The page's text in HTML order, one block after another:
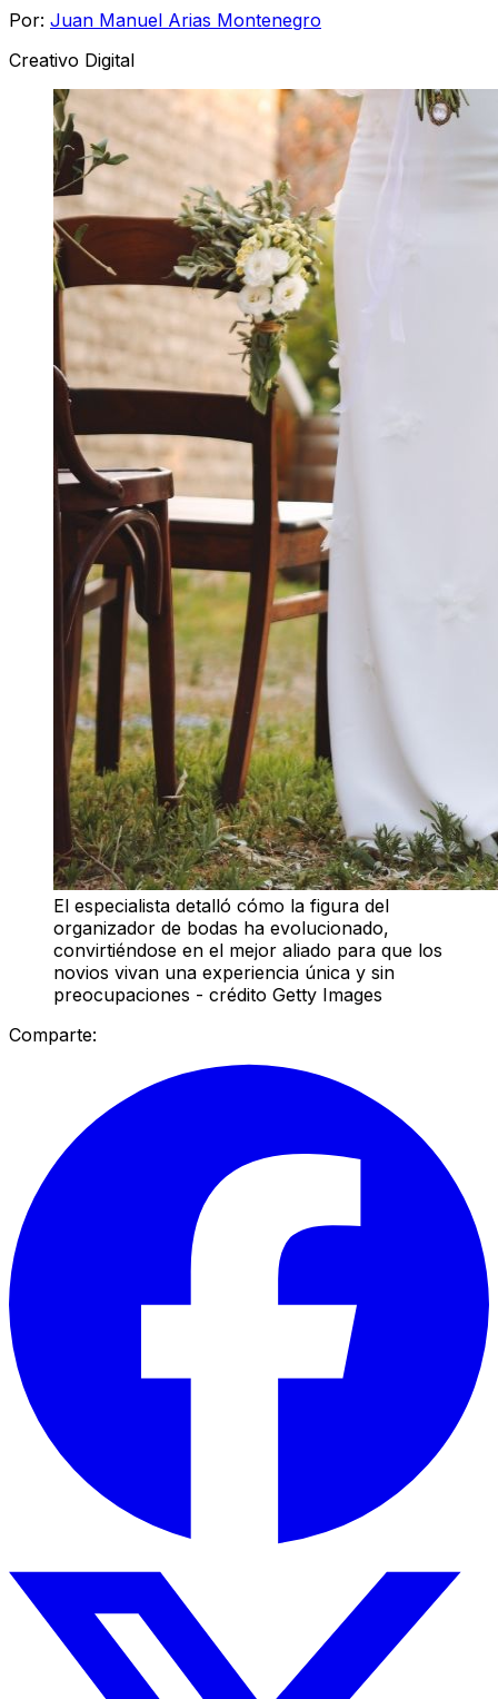
Por: Juan Manuel Arias Montenegro
Creativo Digital
El especialista detalló cómo la figura del
organizador de bodas ha evolucionado,
convirtiéndose en el mejor aliado para que los
novios vivan una experiencia única y sin
preocupaciones - crédito Getty Images
Comparte: